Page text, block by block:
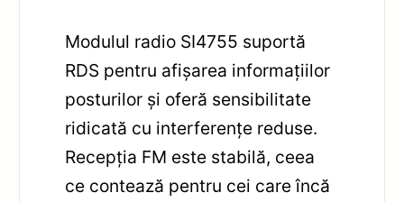
Modulul radio SI4755 suportă
RDS pentru afișarea informațiilor
posturilor și oferă sensibilitate
ridicată cu interferențe reduse.
Recepția FM este stabilă, ceea
ce contează pentru cei care încă